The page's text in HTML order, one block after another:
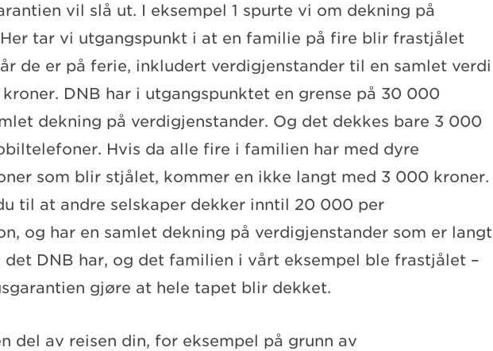
vil slå ut. I eksempel 1 spurte vi om dekning på
tar vi utgangspunkt i at en familie på fire blir frastjålet
de er på ferie, inkludert verdigjenstander til en samlet verdi
DNB har i utgangspunktet en grense på 30 000
dekning på verdigjenstander. Og det dekkes bare 3 000
Hvis da alle fire i familien har med dyre
som blir stjålet, kommer en ikke langt med 3 000 kroner.
til at andre selskaper dekker inntil 20 000 per
og har en samlet dekning på verdigjenstander som er langt
det DNB har, og det familien i vårt eksempel ble frastjålet –
gjøre at hele tapet blir dekket.
del av reisen din, for eksempel på grunn av